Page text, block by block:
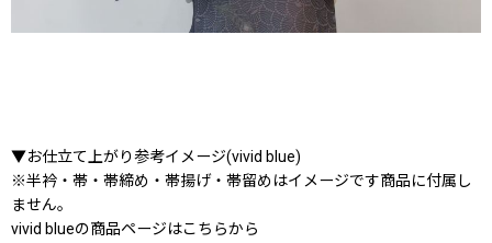
▼お仕立て上がり参考イメージ(vivid blue)
※半衿・帯・帯締め・帯揚げ・帯留めはイメージです商品に付属し
ません。
vivid blueの商品ページはこちらから